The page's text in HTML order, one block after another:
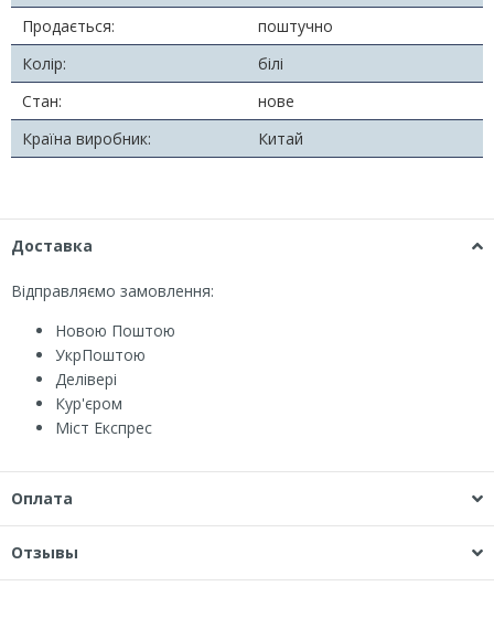
Продається:
поштучно
Колір:
білі
Стан:
нове
Країна виробник:
Китай
Доставка
Відправляємо замовлення:
Новою Поштою
УкрПоштою
Делівері
Кур'єром
Міст Експрес
Оплата
Отзывы